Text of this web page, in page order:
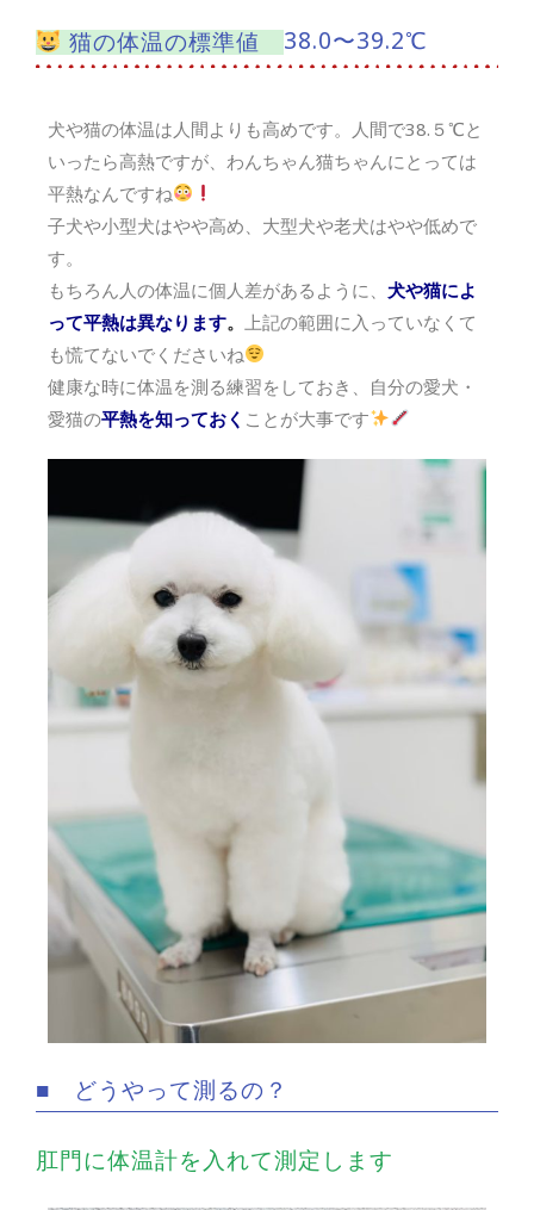
猫の体温の標準値 38.0〜39.2℃
犬や猫の体温は人間よりも高めです。人間で38.５℃と
いったら高熱ですが、わんちゃん猫ちゃんにとっては
平熱なんですね
子犬や小型犬はやや高め、大型犬や老犬はやや低めで
す。
もちろん人の体温に個人差があるように、 犬や猫によ
って平熱は異なります。
上記の範囲に入っていなくて
も慌てないでくださいね
健康な時に体温を測る練習をしておき、自分の愛犬・
愛猫の平熱を知っておく ことが大事です
■ どうやって測るの？
肛門に体温計を入れて測定します